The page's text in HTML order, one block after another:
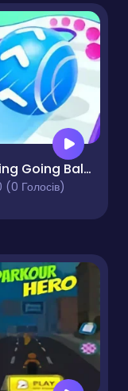
Rolling Going Balls
(0 Голосів)